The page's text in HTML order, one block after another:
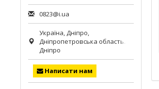
0823@i.ua
Україна,Дніпро,
Дніпропетровська область.
Дніпро
Написати нам